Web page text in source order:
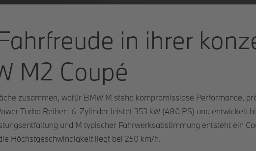
in ihrer
M2 Coupé
zusammen, wofür BMW M steht: kompromisslose Performance,
Turbo Reihen-6-Zylinder leistet 353 kW (480 PS) und entwickelt
und M typischer Fahrwerksabstimmung entsteht ein
Höchstgeschwindigkeit liegt bei 250 km/h.